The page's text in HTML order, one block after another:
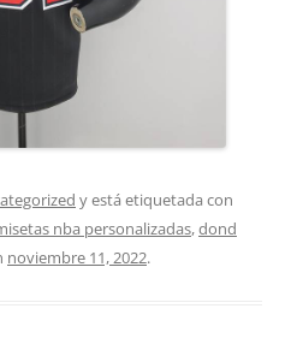
y está etiquetada con
nba personalizadas,dond
noviembre 11, 2022.